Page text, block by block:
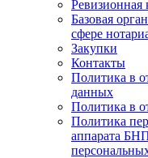
Ревизионная
Базовая
сфере
Закупки
Контакты
Политика в
данных
Политика в
Политика
аппарата